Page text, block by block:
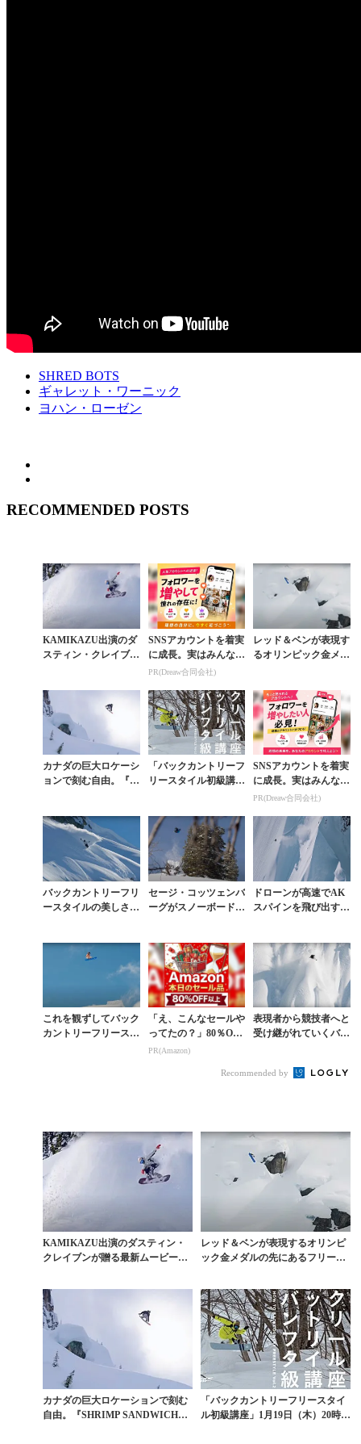
SHRED BOTS
ギャレット・ワーニック
ヨハン・ローゼン
RECOMMENDED POSTS
KAMIKAZU出演のダ
スティン・クレイブン
SNSアカウントを着実
に成長。実はみんなコ
コ使ってます。
PR(Dreaw合同会社)
レッド＆ベンが表現す
るオリンピック金メダ
カナダの巨大ロケーシ
ョンで刻む自由。『S
るパウダームー...
「バックカントリーフ
リースタイル初級講
SNSアカウントを着実
に成長。実はみんなコ
コ使ってます。
PR(Dreaw合同会社)
バックカントリーフリ
ースタイルの美しさと
セージ・コッツェンバ
ーグがスノーボード人
画
ドローンが高速でAK
スパインを飛び出すセ
作『ETERNAL...
これを観ずしてバック
カントリーフリースタ
「え、こんなセールや
ってたの？」80％OFF
以上が続々登場！Am
PR(Amazon)
表現者から競技者へと
受け継がれていくバッ
Recommended by
KAMIKAZU出演のダスティン・
クレイブンが贈る最新ムービー
レッド＆ベンが表現するオリンピ
ック金メダルの先にあるフリース
カナダの巨大ロケーションで刻む
自由。『SHRIMP SANDWICH』
「バックカントリーフリースタイ
ル初級講座」1月19日（木）20時〜